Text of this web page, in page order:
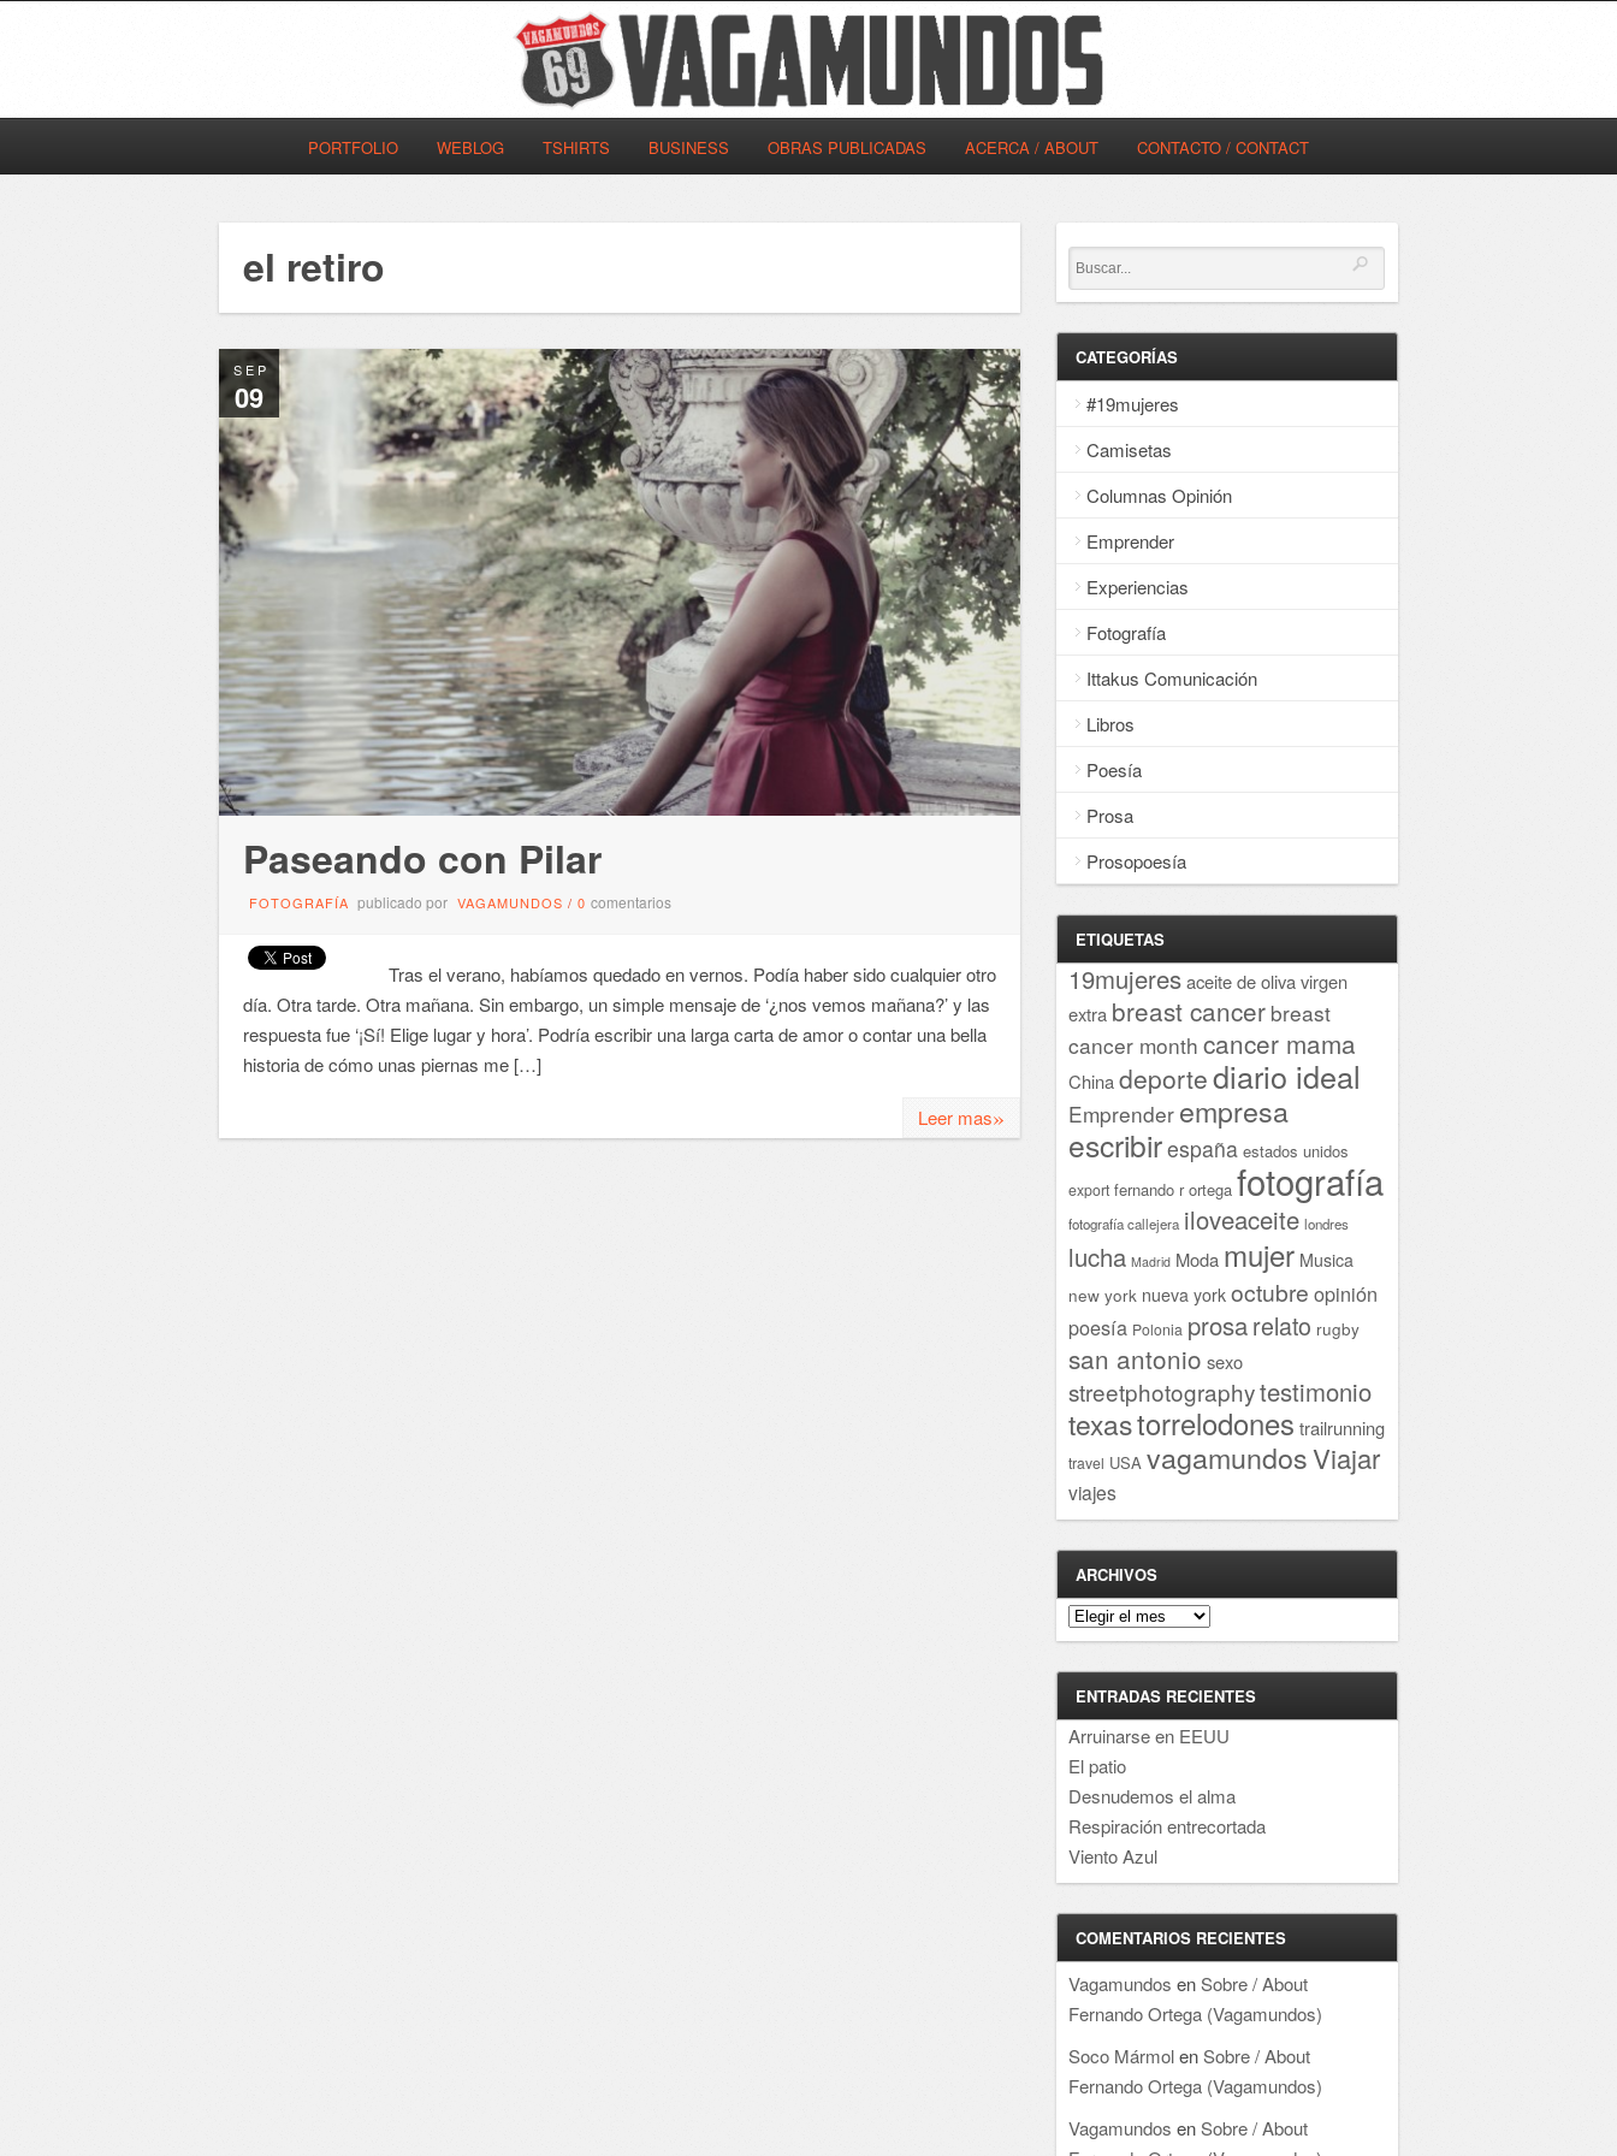
PORTFOLIO WEBLOG TSHIRTS BUSINESS OBRAS PUBLICADAS ACERCA / ABOUT CONTACTO / CONTACT
el retiro
SEP
09
Paseando con Pilar
FOTOGRAFÍA publicado por VAGAMUNDOS / 0 comentarios
Tras el verano, habíamos quedado en vernos. Podía haber sido cualquier otro
día. Otra tarde. Otra mañana. Sin embargo, un simple mensaje de ‘¿nos vemos mañana?’ y las
respuesta fue ‘¡Sí! Elige lugar y hora’. Podría escribir una larga carta de amor o contar una bella
historia de cómo unas piernas me […]
Leer mas»
CATEGORÍAS
#19mujeres
Camisetas
Columnas Opinión
Emprender
Experiencias
Fotografía
Ittakus Comunicación
Libros
Poesía
Prosa
Prosopoesía
ETIQUETAS
19mujeresaceite de oliva virgen
extra breast cancer breast
cancer month cancer mama
Chinadeportediario ideal
Emprender empresa
escribirespaña estados unidos
export fernando r ortega fotografía
fotografía callejera iloveaceite londres
lucha Madrid Moda mujer Musica
new york nueva york octubre opinión
poesía Polonia prosarelato rugby
san antonio sexo
streetphotographytestimonio
texastorrelodones trailrunning
travel USA vagamundosViajar
viajes
ARCHIVOS
Archivos
ENTRADAS RECIENTES
Arruinarse en EEUU
El patio
Desnudemos el alma
Respiración entrecortada
Viento Azul
COMENTARIOS RECIENTES
Vagamundos enSobre / About
Fernando Ortega (Vagamundos)
Soco MármolenSobre / About
Fernando Ortega (Vagamundos)
Vagamundos enSobre / About